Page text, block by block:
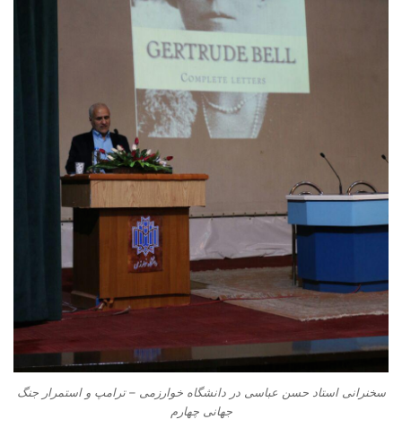
سخنرانی استاد حسن عباسی در دانشگاه خوارزمی – ترامپ و استمرار جنگ
جهانی چهارم